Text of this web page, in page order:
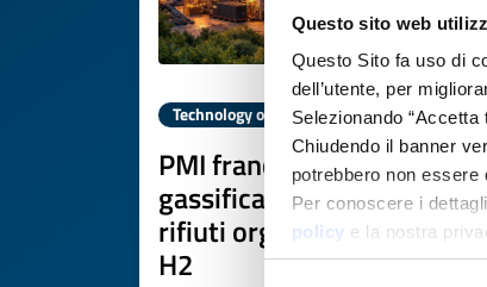
Questo sito web
Questo Sito fa uso di
dell’utente, per
Selezionando
Chiudendo il banner
potrebbero non essere
Per conoscere i
policy e la nostra
Technology offer
PMI francese offre
gassificazione a vapore di
rifiuti organici per
H2